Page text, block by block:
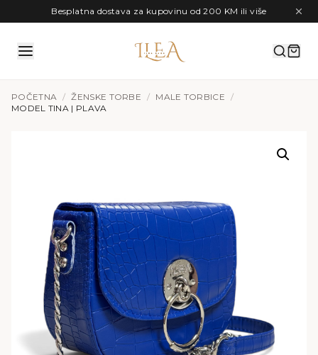
Preskoči na sadržajBesplatna dostava za kupovinu od 200 KM ili više
POČETNA / ŽENSKE TORBE / MALE TORBICE /
MODEL TINA | PLAVA